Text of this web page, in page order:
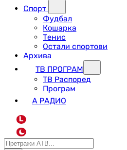
Спорт
Фудбал
Кошарка
Тенис
Остали спортови
Архива
ТВ ПРОГРАМ
ТВ Распоред
Програм
А РАДИО
L